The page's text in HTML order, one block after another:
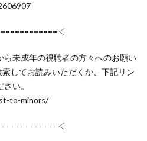
未成年の視聴者の方々へのお願い
してお読みいただくか、下記リン
い。
to-minors/